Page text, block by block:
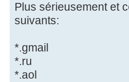
Plus sérieusement et
suivants:
*.gmail
*.ru
*.aol